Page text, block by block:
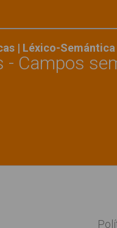
| Léxico-Semántica
- Campos